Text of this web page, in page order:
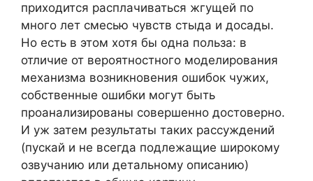
приходится расплачиваться жгущей по
много лет смесью чувств стыда и досады.
Но есть в этом хотя бы одна польза: в
отличие от вероятностного моделирования
механизма возникновения ошибок чужих,
собственные ошибки могут быть
проанализированы совершенно достоверно.
И уж затем результаты таких рассуждений
(пускай и не всегда подлежащие широкому
озвучанию или детальному описанию)